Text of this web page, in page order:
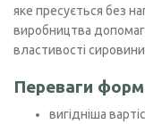
яке пресується без
виробництва
властивості
Переваги
вигідніша